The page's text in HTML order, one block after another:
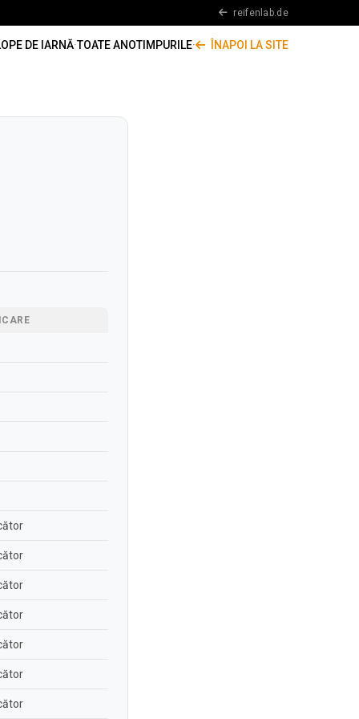
reifenlab.de
DE IARNĂ·TOATE ANOTIMPURILE· ÎNAPOI LA SITE